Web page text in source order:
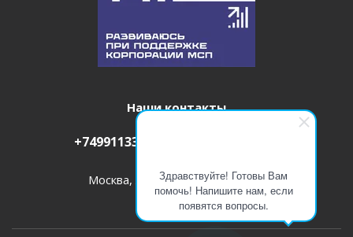
Здравствуйте! Готовы Вам
помочь! Напишите нам, если
появятся вопросы.
Наши контакты
+74991133460
Москва, Летниковская 2, офис 9099